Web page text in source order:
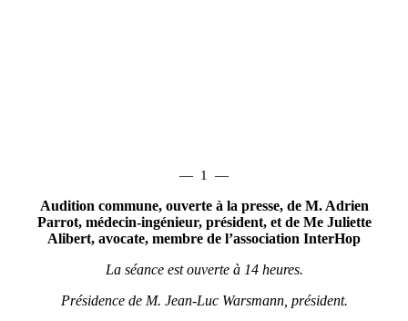
— 1 —
Audition commune, ouverte à la presse, de M. Adrien
Parrot, médecin-ingénieur, président, et de Me Juliette
Alibert, avocate, membre de l’association InterHop
La séance est ouverte à 14 heures.
Présidence de M. Jean-Luc Warsmann, président.